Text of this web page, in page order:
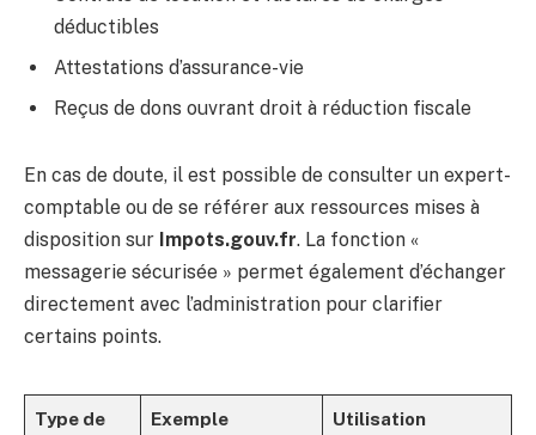
déductibles
Attestations d’assurance-vie
Reçus de dons ouvrant droit à réduction fiscale
En cas de doute, il est possible de consulter un expert-
comptable ou de se référer aux ressources mises à
disposition sur Impots.gouv.fr. La fonction «
messagerie sécurisée » permet également d’échanger
directement avec l’administration pour clarifier
certains points.
Type de
Exemple Utilisation